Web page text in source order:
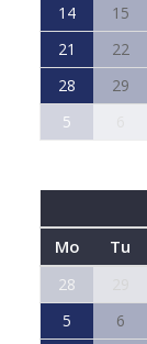
14
15
21
22
28
29
5
Mo
Tu
28
5
6